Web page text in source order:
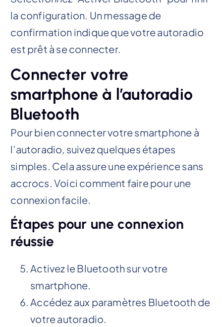
la configuration. Un message de
confirmation indique que votre autoradio
est prêt à se connecter.
Connecter votre
smartphone à l’autoradio
Bluetooth
Pour bien connecter votre smartphone à
l’autoradio, suivez quelques étapes
simples. Cela assure une expérience sans
accrocs. Voici comment faire pour une
connexion facile.
Étapes pour une connexion
réussie
Activez le Bluetooth sur votre
smartphone.
Accédez aux paramètres Bluetooth de
votre autoradio.